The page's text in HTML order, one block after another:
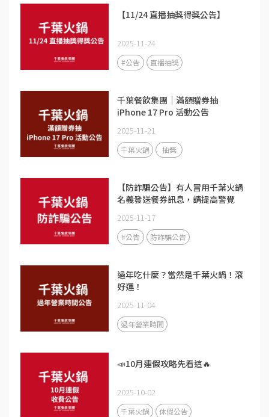
【11/24 直播抽獎得獎公告】
2025-11-24
#公告 直播抽獎
千葉餐飲集團｜滿額贈券抽
iPhone 17 Pro 活動公告
2025-11-21
千葉火鍋 抽獎
【防詐騙公告】有人冒用千葉火鍋
名義發送餐券訊息，請提高警覺
2025-11-17
#公告 防詐騙公告
過年吃什麼？當然是千葉火鍋！滾
好運！
2025-11-04
過年營業時間
📣10月連假攻略先看這🔥
2025-10-02
千葉火鍋 休假公告